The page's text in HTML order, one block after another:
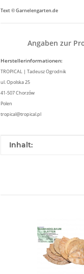
Text © Garnelengarten.de
Angaben zur
Herstellerinformationen:
TROPICAL | Tadeusz Ogrodnik
ul. Opolska 25
41-507 Chorzów
Polen
tropical@tropical.pl
Produkteigenschaft
Wert
Inhalt: